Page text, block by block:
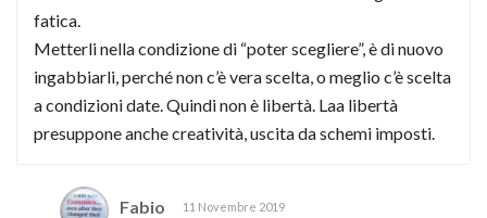
fatica.
Metterli nella condizione di “poter scegliere”, è di nuovo
ingabbiarli, perché non c’è vera scelta, o meglio c’è scelta
a condizioni date. Quindi non è libertà. Laa libertà
presuppone anche creatività, uscita da schemi imposti.
Fabio 11 Novembre 2019